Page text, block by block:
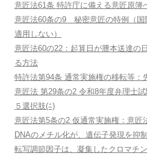
意匠法61条 特許庁に備える意匠原簿
意匠法60条の9 秘密意匠の特例（国
適用しない）
意匠法60の22：起算日が謄本送達の
る方法
特許法第94条 通常実施権の移転等：
意匠法 第29条の2 令和8年度弁理士
５選択肢(ﾆ)
意匠法第5条の2 仮通常実施権：意匠
DNAのメチル化が、遺伝子発現を抑
転写調節因子は、凝集したクロマチ